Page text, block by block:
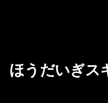
うだいぎス